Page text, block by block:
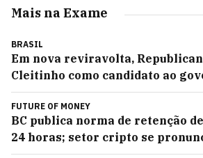
Mais na Exame
BRASIL
Em nova reviravolta,
Cleitinho como candidato ao
FUTURE OF MONEY
BC publica norma de retenção
24 horas; setor cripto se